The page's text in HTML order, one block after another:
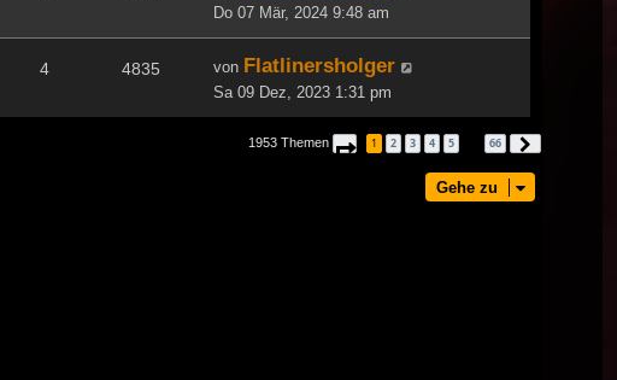
Do 07 Mär, 2024 9:48 am
4 4835 von Flatlinersholger
Sa 09 Dez, 2023 1:31 pm
1953 Themen Seite von 66
1 2 3 4 5 66
Gehe zu